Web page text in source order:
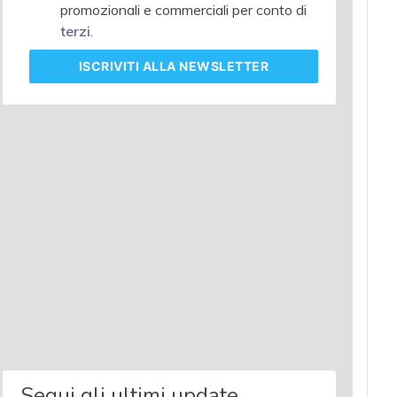
promozionali e commerciali per conto di
terzi.
ISCRIVITI ALLA NEWSLETTER